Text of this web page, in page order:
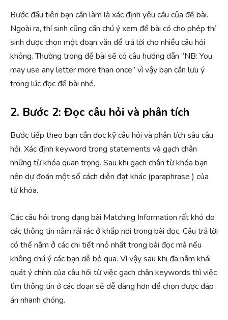
Bước đầu tiên bạn cần làm là xác định yêu cầu của đề bài.
Ngoài ra, thí sinh cũng cần chú ý xem đề bài có cho phép thí
sinh được chọn một đoạn văn để trả lời cho nhiều câu hỏi
không. Thường trong đề bài sẽ có câu hướng dẫn “NB: You
may use any letter more than once” vì vậy bạn cần lưu ý
trong lúc đọc đề bài nhé.
2. Bước 2: Đọc câu hỏi và phân tích
Bước tiếp theo bạn cần đọc kỹ câu hỏi và phân tích sâu câu
hỏi. Xác định keyword trong statements và gạch chân
những từ khóa quan trọng. Sau khi gạch chân từ khóa bạn
nên dự đoán một số cách diễn đạt khác (paraphrase ) của
từ khóa.
Các câu hỏi trong dạng bài Matching Information rất khó do
các thông tin nằm rải rác ở khắp nơi trong bài đọc. Câu trả lời
có thể nằm ở các chi tiết nhỏ nhất trong bài đọc mà nếu
không chú ý các bạn dễ bỏ qua. Vì vậy sau khi đã nắm khái
quát ý chính của câu hỏi từ việc gạch chân keywords thì việc
tìm thông tin ở các đoạn sẽ dễ dàng hơn để chọn được đáp
án nhanh chóng.